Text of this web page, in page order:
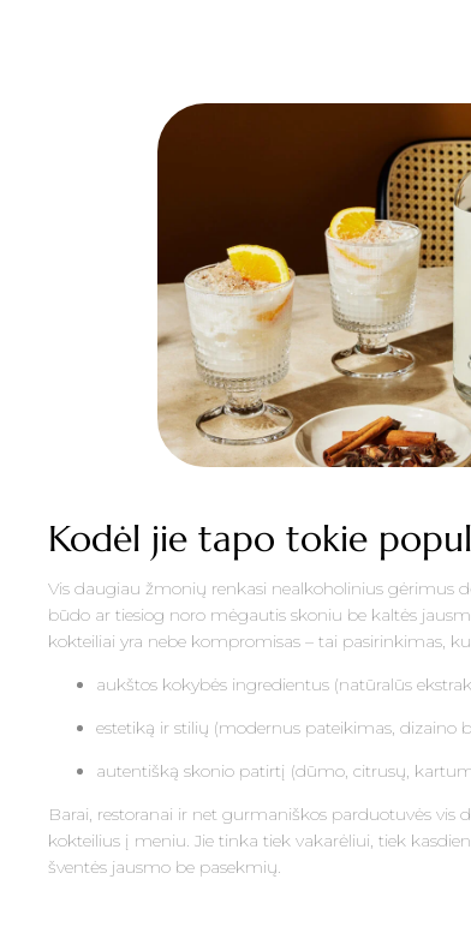
Kodėl jie tapo tokie
Vis daugiau žmonių renkasi nealkoholinius gėrimus
būdo ar tiesiog noro mėgautis skoniu be kaltės
kokteiliai yra nebe kompromisas – tai pasirinkimas,
aukštos kokybės ingredientus (natūralūs
estetiką ir stilių (modernus pateikimas, dizaino
autentišką skonio patirtį (dūmo, citrusų,
Barai, restoranai ir net gurmaniškos parduotuvės vis
kokteilius į meniu. Jie tinka tiek vakarėliui, tiek
šventės jausmo be pasekmių.